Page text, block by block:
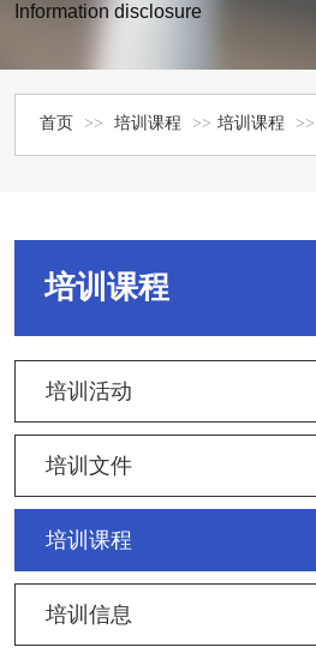
Information disclosure
首页 >> 培训课程 >> 培训课程 >>
培训课程
培训活动
培训文件
培训课程
培训信息